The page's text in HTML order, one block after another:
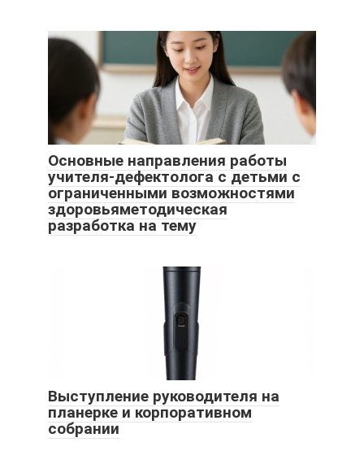
Основные направления работы
учителя-дефектолога с детьми с
ограниченными возможностями
здоровьяметодическая
разработка на тему
Выступление руководителя на
планерке и корпоративном
собрании